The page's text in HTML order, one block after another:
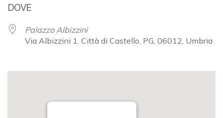
DOVE
Palazzo Albizzini
Via Albizzini 1, Città di Castello, PG, 06012, Umbria